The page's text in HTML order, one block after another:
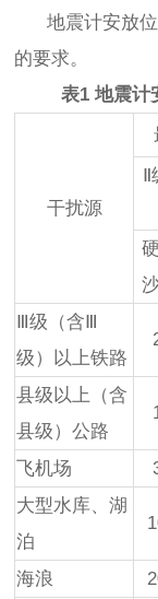
地震计安放位
的要求。
表1 地震计
干扰源
Ⅱ
Ⅲ级（含Ⅲ
级）以上铁路
县级以上（含
县级）公路
飞机场
大型水库、湖
泊
海浪